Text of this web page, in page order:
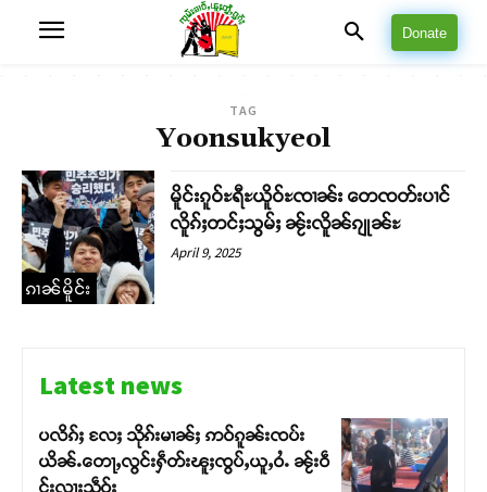
Donate
TAG
Yoonsukyeol
ၵၢၼ်မိူင်း
မိူင်းၵူဝ်ႊရီႊယိူဝ်ႊၸၢၼ်း တေၸတ်းပၢင်
လိူၵ်ႈတင်ႈသွမ်ႈ ၼႂ်းလိူၼ်ၵျုၼ်ႊ
April 9, 2025
Latest news
ပလိၵ်ႈ လႄႈ သိုၵ်းမၢၼ်ႈ ဢဝ်ၵူၼ်းၸပ်း
ယိၼ်ႉတေႃႇလွင်းႁဵတ်းၽူႈၸွပ်ႇယူႇဝႆႉ ၼႂ်းဝဵ
င်းလႃႈသဵဝ်ႈ